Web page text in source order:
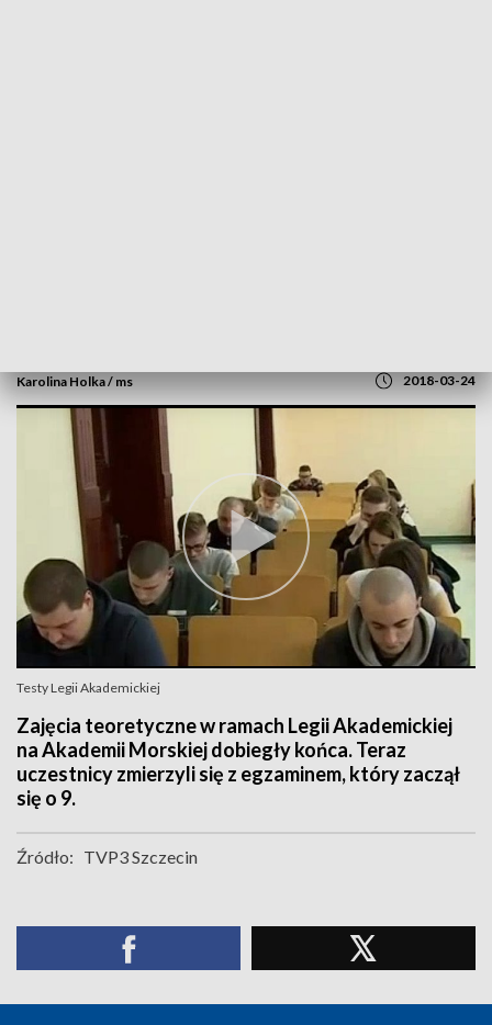
Karolina Holka / ms 2018-03-24
Testy Legii Akademickiej
Zajęcia teoretyczne w ramach Legii Akademickiej
na Akademii Morskiej dobiegły końca. Teraz
uczestnicy zmierzyli się z egzaminem, który zaczął
się o 9.
Źródło: TVP3 Szczecin